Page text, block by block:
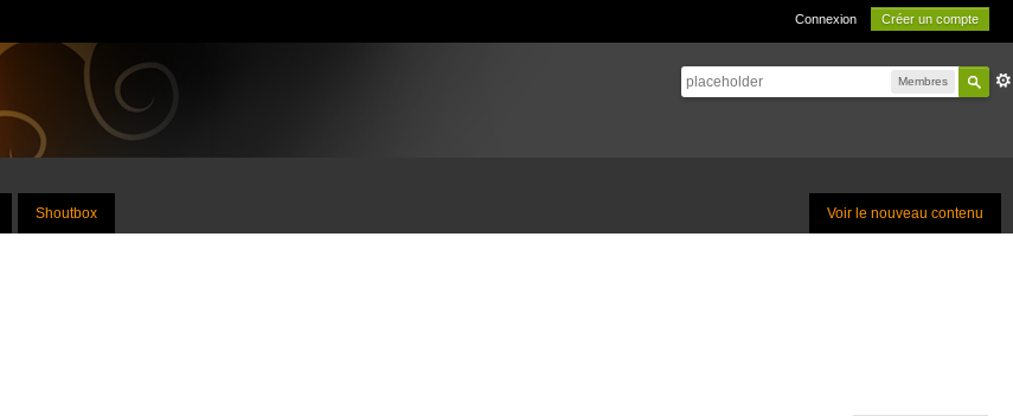
Connexion Créer un compte
Membres
Voir le nouveau contenu
Shoutbox